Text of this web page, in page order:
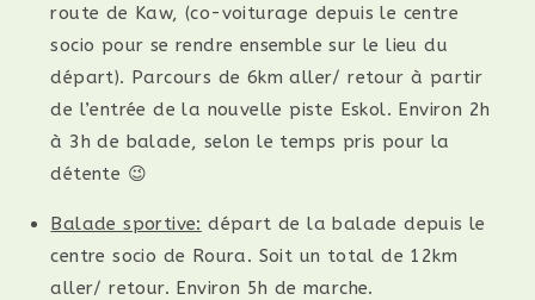
route de Kaw, (co-voiturage depuis le centre
socio pour se rendre ensemble sur le lieu du
départ). Parcours de 6km aller/ retour à partir
de l’entrée de la nouvelle piste Eskol. Environ 2h
à 3h de balade, selon le temps pris pour la
détente 😉
Balade sportive: départ de la balade depuis le
centre socio de Roura. Soit un total de 12km
aller/ retour. Environ 5h de marche.